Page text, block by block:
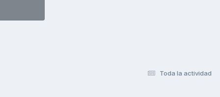
Toda la actividad